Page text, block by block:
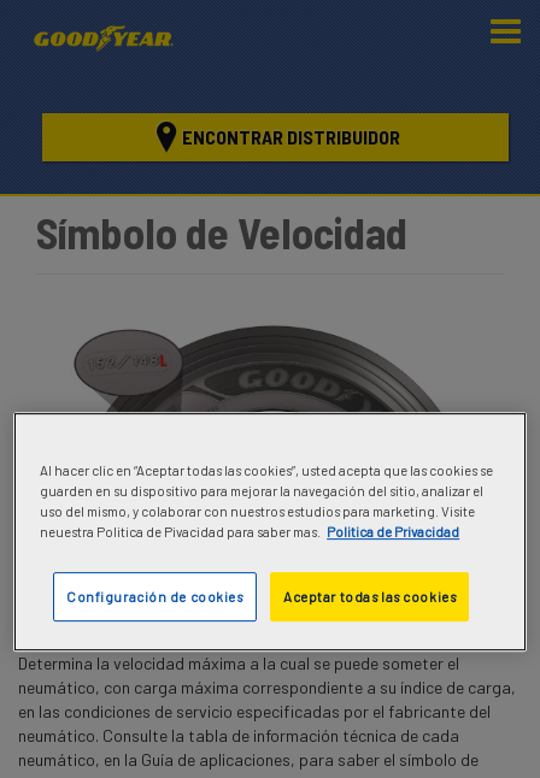
ENCONTRAR DISTRIBUIDOR
Símbolo de Velocidad
Determina la velocidad máxima a la cual se puede someter el
neumático, con carga máxima correspondiente a su índice de carga,
en las condiciones de servicio especificadas por el fabricante del
neumático. Consulte la tabla de información técnica de cada
neumático, en la Guía de aplicaciones, para saber el símbolo de
Al hacer clic en “Aceptar todas las cookies”, usted acepta que las cookies se
guarden en su dispositivo para mejorar la navegación del sitio, analizar el
uso del mismo, y colaborar con nuestros estudios para marketing. Visite
neuestra Politica de Pivacidad para saber mas.
Politica de Privacidad
Aceptar todas las cookies
Configuración de cookies